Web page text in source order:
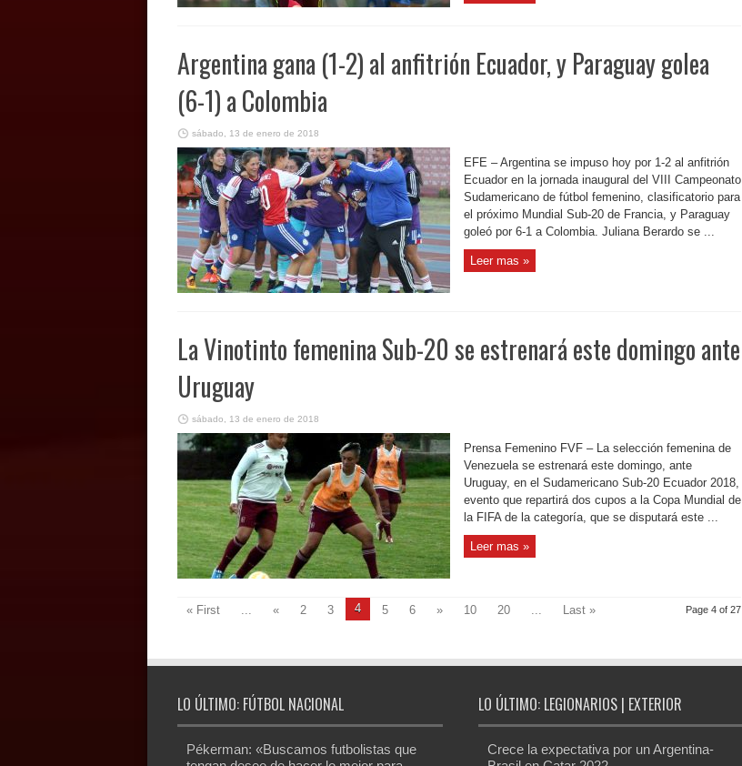
Argentina gana (1-2) al anfitrión Ecuador, y Paraguay golea
(6-1) a Colombia
sábado, 13 de enero de 2018
EFE – Argentina se impuso hoy por 1-2 al anfitrión
Ecuador en la jornada inaugural del VIII Campeonato
Sudamericano de fútbol femenino, clasificatorio para
el próximo Mundial Sub-20 de Francia, y Paraguay
goleó por 6-1 a Colombia. Juliana Berardo se ...
Leer mas »
La Vinotinto femenina Sub-20 se estrenará este domingo ante
Uruguay
sábado, 13 de enero de 2018
Prensa Femenino FVF – La selección femenina de
Venezuela se estrenará este domingo, ante
Uruguay, en el Sudamericano Sub-20 Ecuador 2018,
evento que repartirá dos cupos a la Copa Mundial de
la FIFA de la categoría, que se disputará este ...
Leer mas »
Page 4 of 27
« First ... « 2 3 4 5 6 » 10 20 ... Last »
LO ÚLTIMO: FÚTBOL NACIONAL
Pékerman: «Buscamos futbolistas que
LO ÚLTIMO: LEGIONARIOS | EXTERIOR
Crece la expectativa por un Argentina-